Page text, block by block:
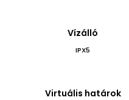
Vízálló
IPX5
Virtuális határok